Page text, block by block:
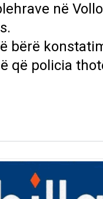
në
bërë
që policia